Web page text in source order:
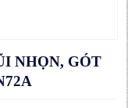
NHỌN, GÓT